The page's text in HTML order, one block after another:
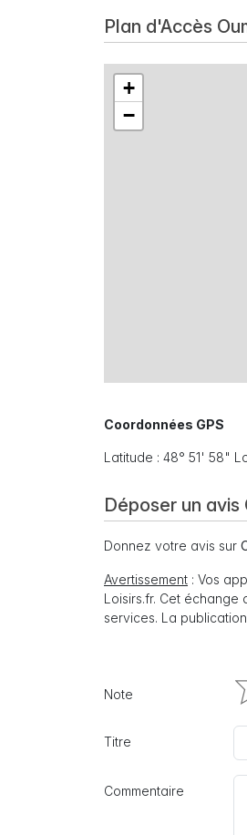
Plan d'Accès
+
−
Coordonnées GPS
Latitude : 48° 51' 58"
Déposer un avis
Donnez votre avis sur
Avertissement : Vos
Loisirs.fr. Cet
services. La
Note
Titre
Commentaire